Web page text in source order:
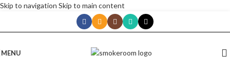
Skip to navigation Skip to main content
MENU